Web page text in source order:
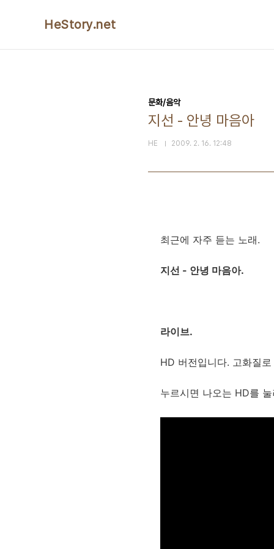
HeStory.net
문화/음악
지선 - 안녕 마음아
HE 2009. 2. 16. 12:48
최근에 자주 듣는 노래.
지선 - 안녕 마음아.
라이브.
HD 버전입니다. 고화질
누르시면 나오는 HD를